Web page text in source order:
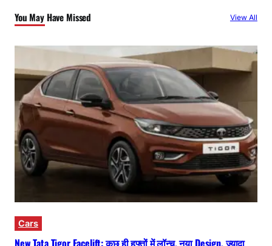
You May Have Missed View All
Cars
New Tata Tigor Facelift: कुछ ही हफ्तों में लॉन्च, नया Design, ज्यादा